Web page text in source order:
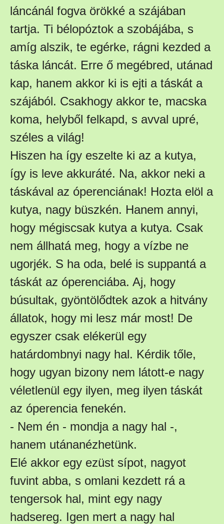
láncánál fogva örökké a szájában
tartja. Ti bélopóztok a szobájába, s
amíg alszik, te egérke, rágni kezded a
táska láncát. Erre ő megébred, utánad
kap, hanem akkor ki is ejti a táskát a
szájából. Csakhogy akkor te, macska
koma, helyből felkapd, s avval upré,
széles a világ!
Hiszen ha így eszelte ki az a kutya,
így is leve akkuráté. Na, akkor neki a
táskával az óperenciának! Hozta elöl a
kutya, nagy büszkén. Hanem annyi,
hogy mégiscsak kutya a kutya. Csak
nem állhatá meg, hogy a vízbe ne
ugorjék. S ha oda, belé is suppantá a
táskát az óperenciába. Aj, hogy
búsultak, gyöntölődtek azok a hitvány
állatok, hogy mi lesz már most! De
egyszer csak elékerül egy
határdombnyi nagy hal. Kérdik tőle,
hogy ugyan bizony nem látott-e nagy
véletlenül egy ilyen, meg ilyen táskát
az óperencia fenekén.
- Nem én - mondja a nagy hal -,
hanem utánanézhetünk.
Elé akkor egy ezüst sípot, nagyot
fuvint abba, s omlani kezdett rá a
tengersok hal, mint egy nagy
hadsereg. Igen mert a nagy hal